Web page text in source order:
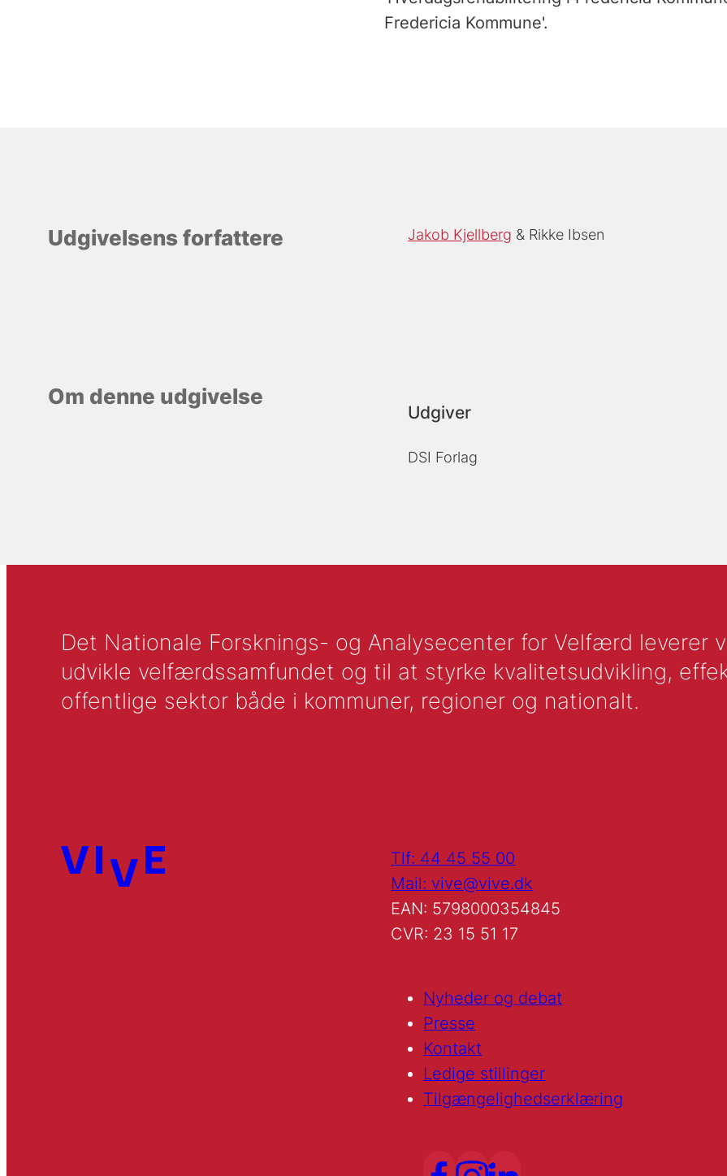
Fredericia Kommune'.
Udgivelsens forfattere Jakob Kjellberg Rikke Ibsen
Om denne udgivelse
Udgiver
DSI Forlag
Det Nationale Forsknings- og Analysecenter for Velfærd leverer
udvikle velfærdssamfundet og til at styrke kvalitetsudvikling,
offentlige sektor både i kommuner, regioner og nationalt.
Tlf: 44 45 55 00
Mail: vive@vive.dk
EAN: 5798000354845
CVR: 23 15 51 17
Nyheder og debat
Presse
Kontakt
Ledige stillinger
Tilgængelighedserklæring